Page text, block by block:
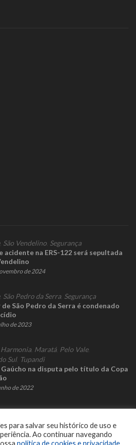
, São Vendelino Segurança
acidente na ERS-122 será sepultada
de 2024
, São Pedro da Serra, Segurança
São Pedro da Serra é condenado
de 2023
Harmonia, Maratá, Pelo Vale,
Sul, Tupandi
Gaúcho na disputa pelo título da Copa
de 2022
para salvar seu histórico de uso e
Ao continuar navegando
política de cookies e privacidade